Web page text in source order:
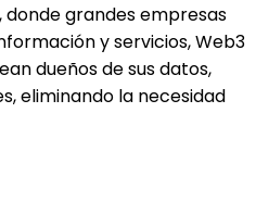
donde grandes empresas
y servicios, Web3
dueños de sus datos,
eliminando la necesidad